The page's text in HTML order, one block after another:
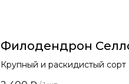
Филодендрон
Крупный и раскидистый сорт